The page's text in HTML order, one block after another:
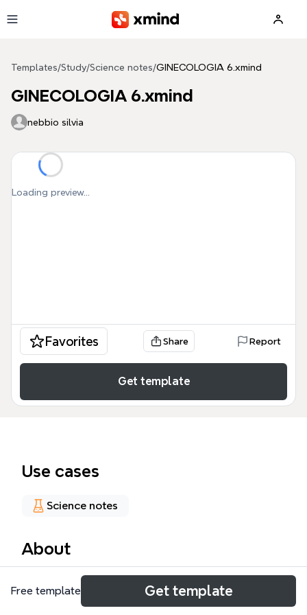
Templates/Study/Science notes/GINECOLOGIA 6.xmind
GINECOLOGIA 6.xmind
nebbio silvia
Loading preview...
Favorites Share Report
Get template
Use cases
Science notes
About
Questa mappa mentale di Ginecologia 6, con oltre
2000 nodi, è uno strumento completo per studenti e
Free template Get template